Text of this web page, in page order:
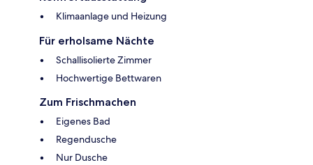
Klimaanlage und Heizung
Für erholsame Nächte
Schallisolierte Zimmer
Hochwertige Bettwaren
Zum Frischmachen
Eigenes Bad
Regendusche
Nur Dusche